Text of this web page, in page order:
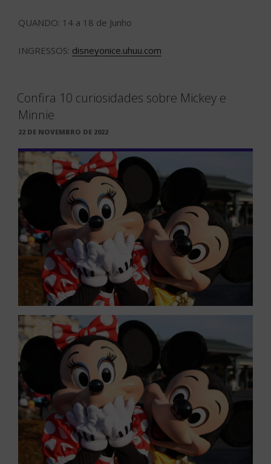
QUANDO: 14 a 18 de Junho
INGRESSOS: disneyonice.uhuu.com
Confira 10 curiosidades sobre Mickey e
Minnie
PUBLICADO
22 DE NOVEMBRO DE 2022